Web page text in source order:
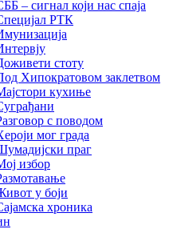
– сигнал који нас спаја
РТК
стоту
Хипократовом заклетвом
кухиње
с поводом
мог града
праг
избор
у боји
хроника